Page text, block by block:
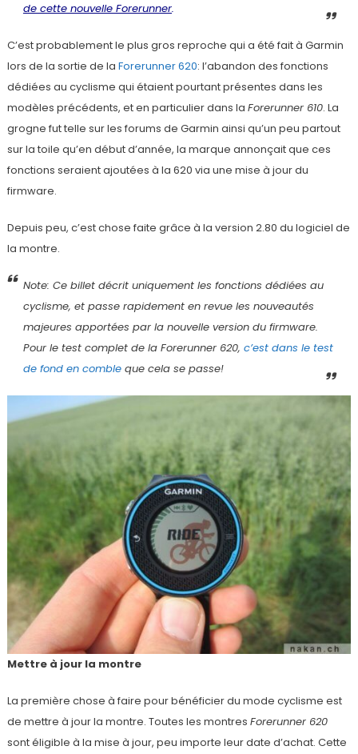
de cette nouvelle Forerunner.
C’est probablement le plus gros reproche qui a été fait à Garmin
lors de la sortie de la Forerunner 620: l’abandon des fonctions
dédiées au cyclisme qui étaient pourtant présentes dans les
modèles précédents, et en particulier dans la Forerunner 610. La
grogne fut telle sur les forums de Garmin ainsi qu’un peu partout
sur la toile qu’en début d’année, la marque annonçait que ces
fonctions seraient ajoutées à la 620 via une mise à jour du
firmware.
Depuis peu, c’est chose faite grâce à la version 2.80 du logiciel de
la montre.
Note: Ce billet décrit uniquement les fonctions dédiées au
cyclisme, et passe rapidement en revue les nouveautés
majeures apportées par la nouvelle version du firmware.
Pour le test complet de la Forerunner 620, c’est dans le test
de fond en combleque cela se passe!
Mettre à jour la montre
La première chose à faire pour bénéficier du mode cyclisme est
de mettre à jour la montre. Toutes les montres Forerunner 620
sont éligible à la mise à jour, peu importe leur date d’achat. Cette